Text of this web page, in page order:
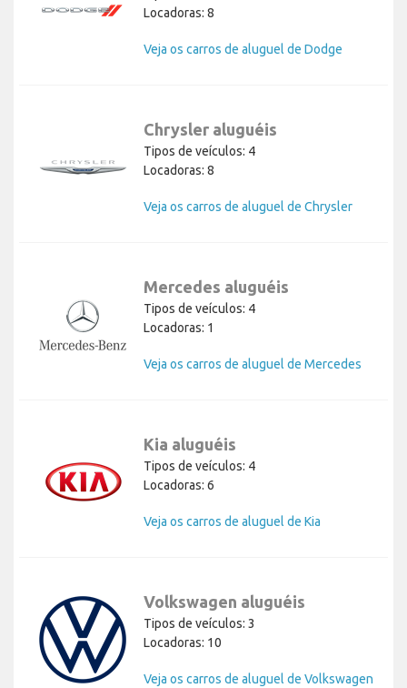
Locadoras: 8
Veja os carros de aluguel de Dodge
Chrysler aluguéis
Tipos de veículos: 4
Locadoras: 8
Veja os carros de aluguel de Chrysler
Mercedes aluguéis
Tipos de veículos: 4
Locadoras: 1
Veja os carros de aluguel de Mercedes
Kia aluguéis
Tipos de veículos: 4
Locadoras: 6
Veja os carros de aluguel de Kia
Volkswagen aluguéis
Tipos de veículos: 3
Locadoras: 10
Veja os carros de aluguel de Volkswagen